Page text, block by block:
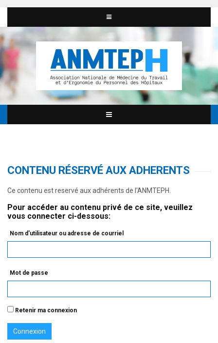
CONTENU RÉSERVÉ AUX ADHERENTS
Ce contenu est reservé aux adhérents de l'ANMTEPH.
Pour accéder au contenu privé de ce site, veuillez
vous connecter ci-dessous:
Nom d'utilisateur ou adresse de courriel
Mot de passe
Retenir ma connexion